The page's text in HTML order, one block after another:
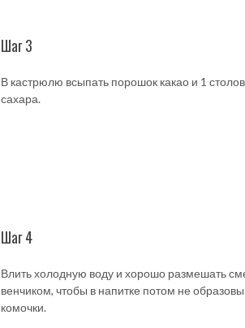
Шаг 3
В кастрюлю всыпать порошок какао и 1
сахара.
Шаг 4
Влить холодную воду и хорошо размешать
венчиком, чтобы в напитке потом не
комочки.